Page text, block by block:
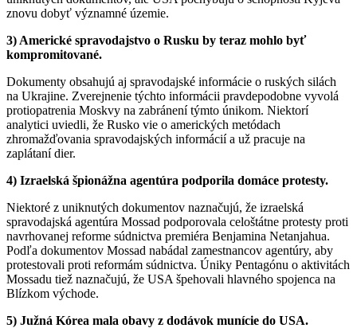
znovu dobyť významné územie.
3) Americké spravodajstvo o Rusku by teraz mohlo byť
kompromitované.
Dokumenty obsahujú aj spravodajské informácie o ruských silách
na Ukrajine. Zverejnenie týchto informácii pravdepodobne vyvolá
protiopatrenia Moskvy na zabránení týmto únikom. Niektorí
analytici uviedli, že Rusko vie o amerických metódach
zhromažďovania spravodajských informácií a už pracuje na
zaplátaní dier.
4) Izraelská špionážna agentúra podporila domáce protesty.
Niektoré z uniknutých dokumentov naznačujú, že izraelská
spravodajská agentúra Mossad podporovala celoštátne protesty proti
navrhovanej reforme súdnictva premiéra Benjamina Netanjahua.
Podľa dokumentov Mossad nabádal zamestnancov agentúry, aby
protestovali proti reformám súdnictva. Úniky Pentagónu o aktivitách
Mossadu tiež naznačujú, že USA špehovali hlavného spojenca na
Blízkom východe.
5) Južná Kórea mala obavy z dodávok munície do USA.